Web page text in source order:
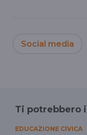
Social media
Ti potrebbero
EDUCAZIONE CIVICA